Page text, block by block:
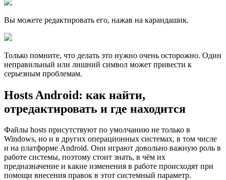
Вы можете редактировать его, нажав на карандашик.
Только помните, что делать это нужно очень осторожно. Один
неправильный или лишний символ может привести к
серьезным проблемам.
Hosts Android: как найти,
отредактировать и где находится
Файлы hosts присутствуют по умолчанию не только в
Windows, но и в других операционных системах, в том числе
и на платформе Android. Они играют довольно важную роль в
работе системы, поэтому стоит знать, в чём их
предназначение и какие изменения в работе происходят при
помощи внесения правок в этот системный параметр.